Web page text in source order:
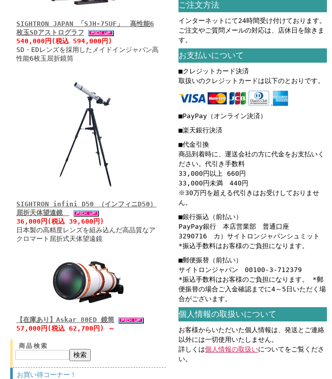
SIGHTRON JAPAN 「SJH-75UF」 高性能6
枚玉SDアストログラフ
540,000円(税込 594,000円)
SD・EDレンズを採用したメイドインジャパン高
性能6枚玉屈折鏡筒
SIGHTRON infini D50 （インフィニD50）
屈折天体望遠鏡
36,000円(税込 39,600円)
日本製の高精度レンズを組み込んだ高品質なア
クロマート屈折式天体望遠鏡
【在庫あり】Askar 80ED 鏡筒
57,000円(税込 62,700円) ～
商品検索
お買い得コーナー！
ご注文方法
インターネットにて24時間受け付けております。
ご注文やご質問メールの対応は、店休日を除きま
す。
お支払いについて
■クレジットカード決済
取扱いのクレジットカードは以下のとおりです。
■PayPay（オンライン決済）
■楽天銀行決済
■代金引換
商品到着時に、運送会社の方に代金をお支払いく
ださい。代引き手数料
33,000円以上 660円
33,000円未満 440円
※30万円を超える代引きはお受けしておりませ
ん。
■銀行振込（前払い）
PayPay銀行 本店営業部 普通口座
3290716 カ）サイトロンジャパンシュミット
*振込手数料はお客様のご負担になります。
■郵便振替（前払い）
サイトロンジャパン 00100-3-712379
*振込手数料はお客様のご負担になります。 *郵
便振替の場合ご入金確認までに4～5日いただく場
合がございます。
個人情報の取扱いについて
お客様からいただいた個人情報は、発送とご連絡
以外には一切使用いたしません。
詳しくは個人情報の取扱いについてをご覧くださ
い。